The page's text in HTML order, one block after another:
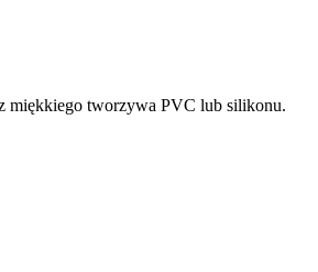
miękkiego tworzywa PVC lub silikonu.